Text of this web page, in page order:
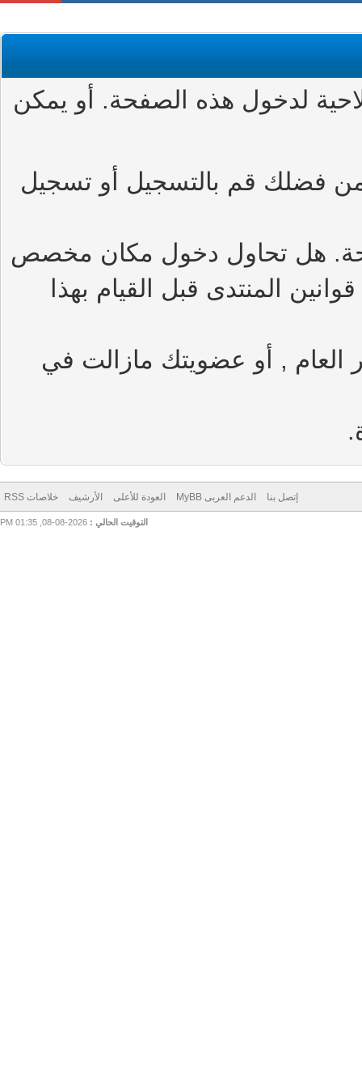
لدخول هذه الصفحة. أو يمكن
فضلك قم بالتسجيل أو تسجيل
هل تحاول دخول مكان مخصص
المنتدى قبل القيام بهذا
, أو عضويتك مازالت في
إتصل بنا الدعم العربى MyBB العودة للأعلى الأرشيف خلاصات RSS
التوقيت الحالي :2026-08-08, 01:35 PM